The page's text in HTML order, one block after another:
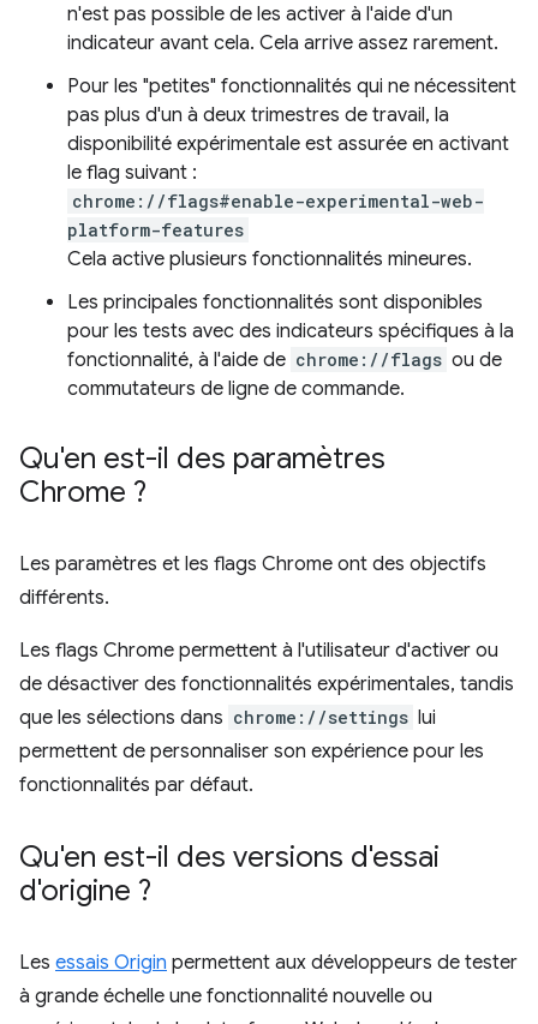
n'est pas possible de les activer à l'aide d'un
indicateur avant cela. Cela arrive assez rarement.
Pour les "petites" fonctionnalités qui ne nécessitent
pas plus d'un à deux trimestres de travail, la
disponibilité expérimentale est assurée en activant
le flag suivant :
chrome://flags#enable-experimental-web-
platform-features
Cela active plusieurs fonctionnalités mineures.
Les principales fonctionnalités sont disponibles
pour les tests avec des indicateurs spécifiques à la
fonctionnalité, à l'aide de chrome://flags ou de
commutateurs de ligne de commande.
Qu'en est-il des paramètres
Chrome ?
Les paramètres et les flags Chrome ont des objectifs
différents.
Les flags Chrome permettent à l'utilisateur d'activer ou
de désactiver des fonctionnalités expérimentales, tandis
que les sélections dans chrome://settings lui
permettent de personnaliser son expérience pour les
fonctionnalités par défaut.
Qu'en est-il des versions d'essai
d'origine ?
Les essais Origin permettent aux développeurs de tester
à grande échelle une fonctionnalité nouvelle ou